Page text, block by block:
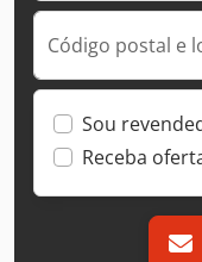
Código postal e
Sou
Receba